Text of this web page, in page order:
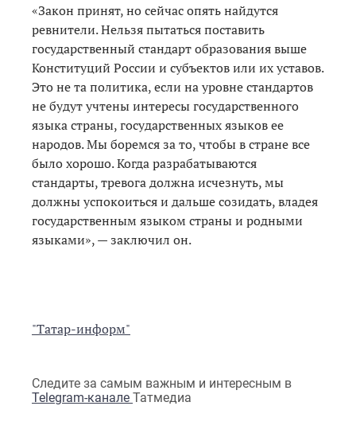
«Закон принят, но сейчас опять найдутся
ревнители. Нельзя пытаться поставить
государственный стандарт образования выше
Конституций России и субъектов или их уставов.
Это не та политика, если на уровне стандартов
не будут учтены интересы государственного
языка страны, государственных языков ее
народов. Мы боремся за то, чтобы в стране все
было хорошо. Когда разрабатываются
стандарты, тревога должна исчезнуть, мы
должны успокоиться и дальше созидать, владея
государственным языком страны и родными
языками», — заключил он.
"Татар-информ"
Следите за самым важным и интересным в
Telegram-канале Татмедиа